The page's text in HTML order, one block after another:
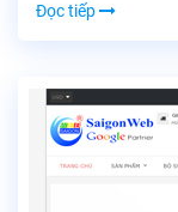
Đọc tiếp